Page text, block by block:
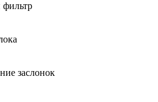
фильтр
заслонок